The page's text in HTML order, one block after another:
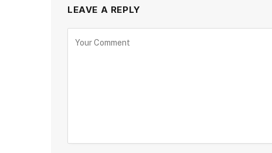
LEAVE A REPLY